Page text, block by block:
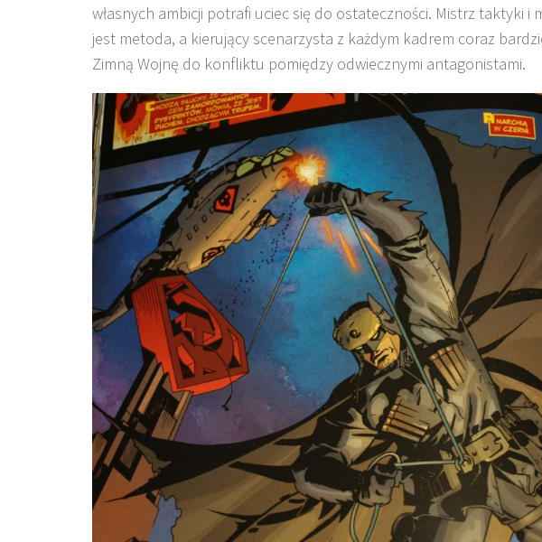
własnych ambicji potrafi uciec się do ostateczności. Mistrz taktyki i
jest metoda, a kierujący scenarzysta z każdym kadrem coraz
Zimną Wojnę do konfliktu pomiędzy odwiecznymi antagonistami.